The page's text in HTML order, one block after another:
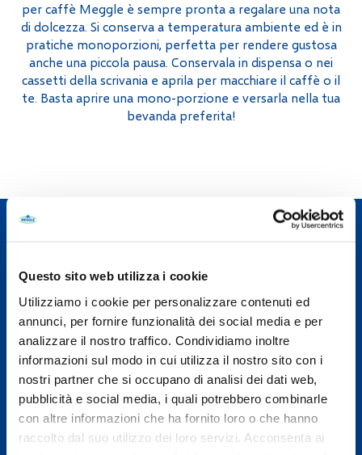
Questo sito web utilizza i cookie
Utilizziamo i cookie per personalizzare contenuti ed
annunci, per fornire funzionalità dei social media e per
analizzare il nostro traffico. Condividiamo inoltre
informazioni sul modo in cui utilizza il nostro sito con i
nostri partner che si occupano di analisi dei dati web,
pubblicità e social media, i quali potrebbero combinarle
con altre informazioni che ha fornito loro o che hanno
raccolto dal suo utilizzo dei loro servizi. Acconsenta ai
per caffè Meggle è sempre pronta a regalare una nota
di dolcezza. Si conserva a temperatura ambiente ed è in
pratiche monoporzioni, perfetta per rendere gustosa
anche una piccola pausa. Conservala in dispensa o nei
cassetti della scrivania e aprila per macchiare il caffè o il
te. Basta aprire una mono-porzione e versarla nella tua
bevanda preferita!
Panna per Caffè
Ingredienti
Panna per caffè (10% grassi)